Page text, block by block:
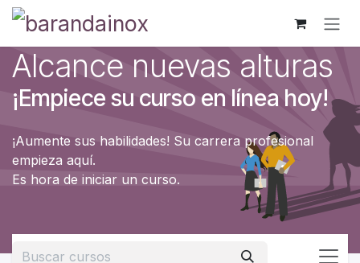
Ir al contenido
Alcance nuevas alturas
¡Empiece su curso en línea hoy!
¡Aumente sus habilidades! Su carrera profesional
empieza aquí.
Es hora de iniciar un curso.